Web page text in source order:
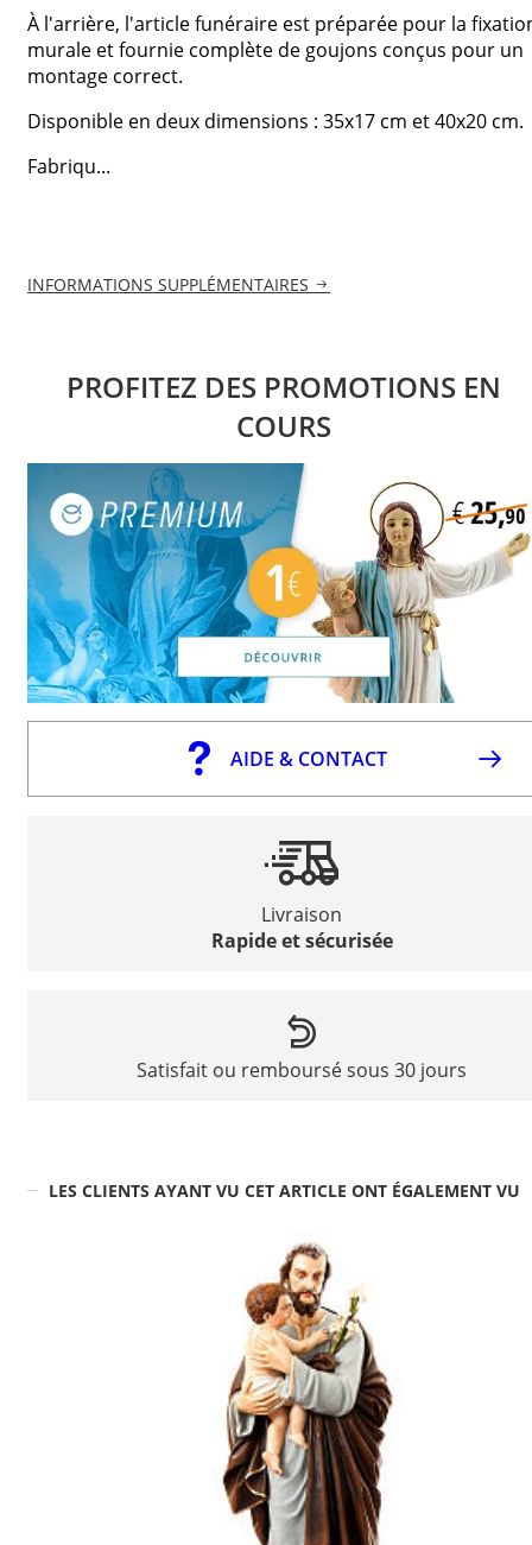
À l'arrière, l'article funéraire est préparée pour la
murale et fournie complète de goujons conçus pour un
montage correct.
Disponible en deux dimensions : 35x17 cm et 40x20 cm.
Fabriqu...
INFORMATIONS SUPPLÉMENTAIRES
PROFITEZ DES PROMOTIONS EN
COURS
AIDE & CONTACT
Livraison
Rapide et sécurisée
Satisfait ou remboursé sous 30 jours
LES CLIENTS AYANT VU CET ARTICLE ONT ÉGALEMENT VU